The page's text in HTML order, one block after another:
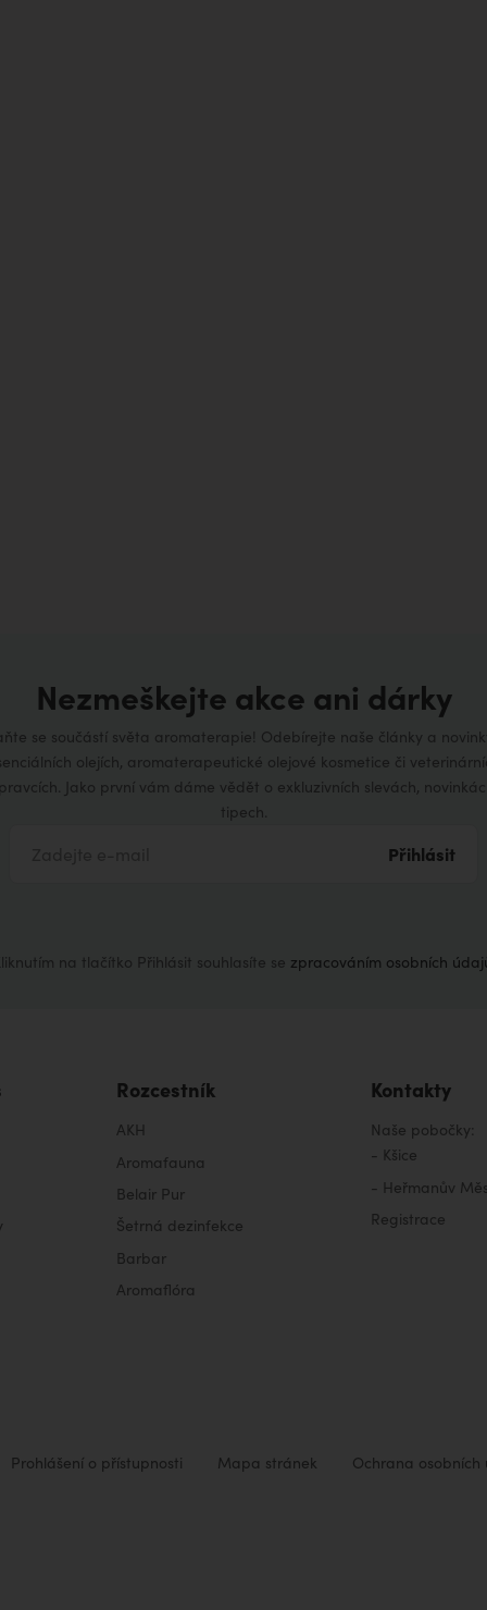
Nezmeškejte akce ani dárky
se součástí světa aromaterapie! Odebírejte naše články a
olejích, aromaterapeutické olejové kosmetice či
Jako první vám dáme vědět o exkluzivních slevách,
tipech.
Přihlásit
na tlačítko Přihlásit souhlasíte se zpracováním osobních
Rozcestník
AKH
Aromafauna
Belair Pur
Šetrná dezinfekce
Barbar
Aromaflóra
Kontakty
Naše pobočky:
- Kšice
- Heřmanův
Registrace
Prohlášení o přístupnosti Mapa stránek Ochrana osobních